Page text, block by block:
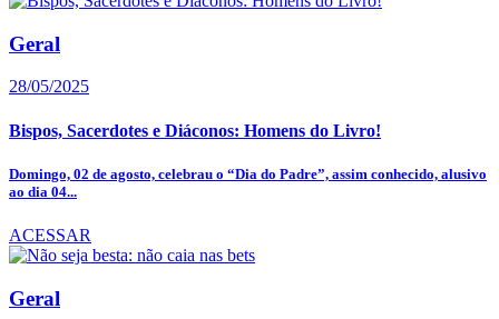
Geral
28/05/2025
Bispos, Sacerdotes e Diáconos: Homens do Livro!
Domingo, 02 de agosto, celebrau o “Dia do Padre”, assim conhecido, alusivo
ao dia 04...
ACESSAR
Geral